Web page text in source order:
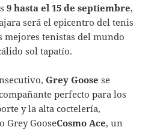
9 hasta el 15 de septiembre,
será el epicentro del tenis
mejores tenistas del mundo
sol tapatío.
Grey Goosese
perfecto para los
y la alta coctelería,
Grey GooseCosmo Ace, un